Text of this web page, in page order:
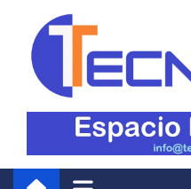
content
Tecno
Todo lo nuevo en Tecnología